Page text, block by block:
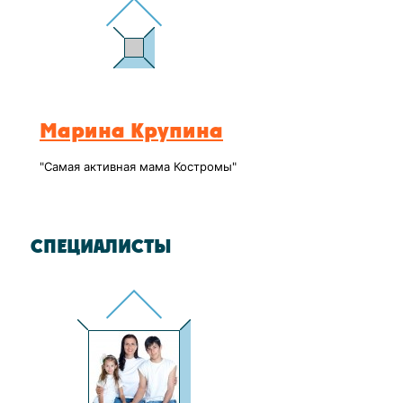
Марина Крупина
"Самая активная мама Костромы"
СПЕЦИАЛИСТЫ